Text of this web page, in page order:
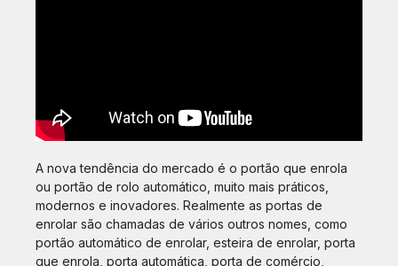
A nova tendência do mercado é o portão que enrola
ou portão de rolo automático, muito mais práticos,
modernos e inovadores. Realmente as portas de
enrolar são chamadas de vários outros nomes, como
portão automático de enrolar, esteira de enrolar, porta
que enrola, porta automática, porta de comércio,